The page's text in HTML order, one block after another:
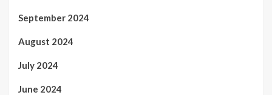
September 2024
August 2024
July 2024
June 2024